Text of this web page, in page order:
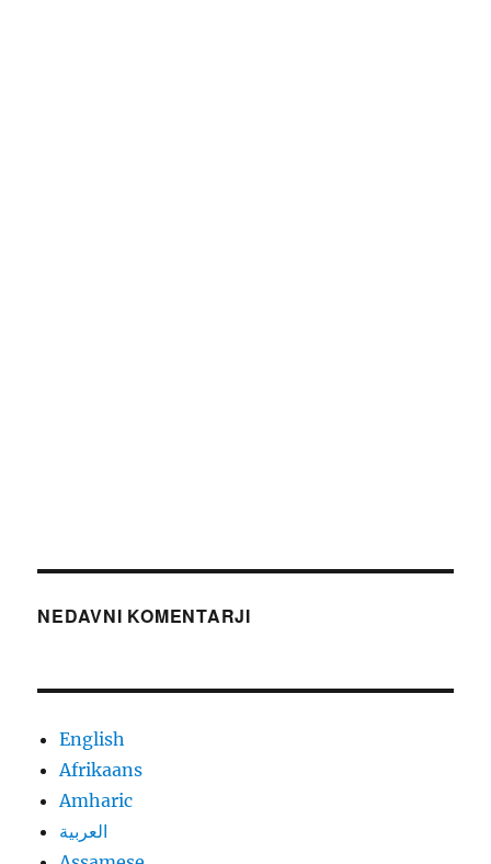
NEDAVNI KOMENTARJI
English
Afrikaans
Amharic
العربية